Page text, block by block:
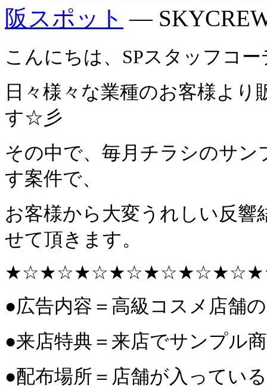
阪スポット —
こんにちは、SPスタッフコ
日々様々な業種のお客様よ
す☆彡
その中で、毎月チラシのサ
す案件で、
お客様から大変うれしい反
せて頂きます。
★☆★☆★☆★☆★☆★☆★☆
●広告内容＝高級コスメ店舗
●来店特典＝来店でサンプル
●配布場所＝店舗が入ってい